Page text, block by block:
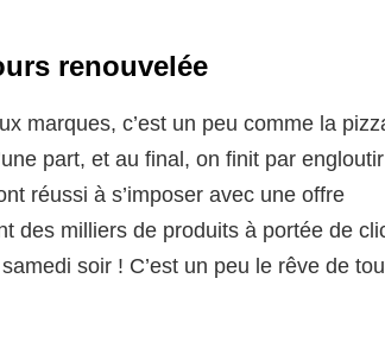
renouvelée
marques, c’est un peu comme la
part, et au final, on finit par engloutir
réussi à s’imposer avec une offre
des milliers de produits à portée de
soir ! C’est un peu le rêve de